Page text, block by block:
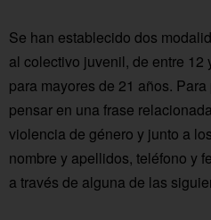
Se han establecido dos
al colectivo juvenil, de entre 12
para mayores de 21 años.
pensar en una frase
violencia de género y junto a
nombre y apellidos, teléfono y
a través de alguna de las